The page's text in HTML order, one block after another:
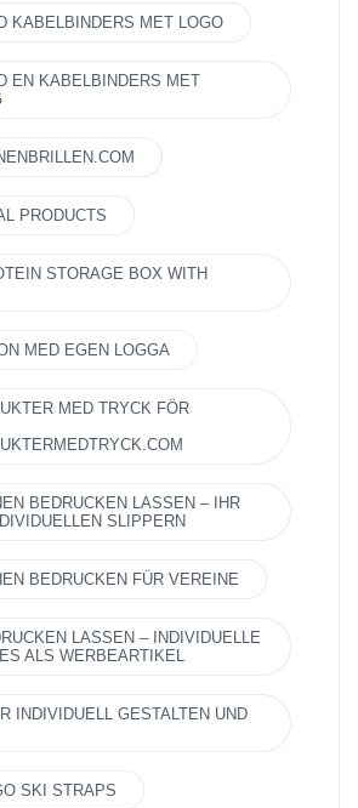
KABELBINDERS MET LOGO
EN KABELBINDERS MET
PRODUCTS
STORAGE BOX WITH
MED EGEN LOGGA
MED TRYCK FÖR
BEDRUCKEN LASSEN – IHR
SLIPPERN
BEDRUCKEN FÜR VEREINE
LASSEN – INDIVIDUELLE
ALS WERBEARTIKEL
INDIVIDUELL GESTALTEN UND
SKI STRAPS